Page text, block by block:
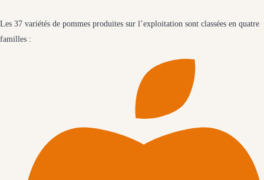
Les 37 variétés de pommes produites sur l’exploitation sont classées en quatre
familles :